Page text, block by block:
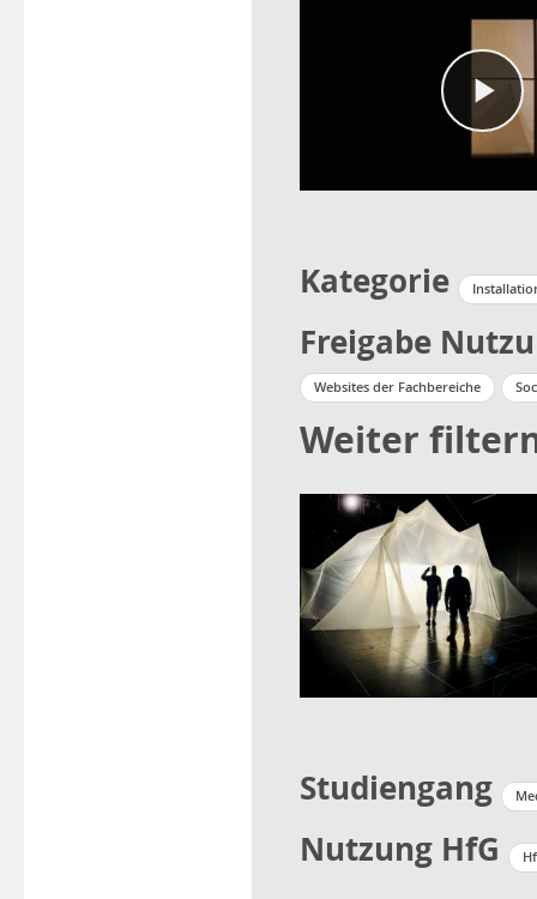
Kategorie
Freigabe
Websites der Fachbereiche
Weiter
Studiengang
Nutzung HfG